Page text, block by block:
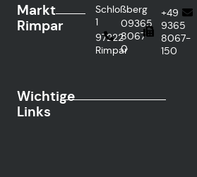
Markt
Rimpar
Schloßberg
1
97222
Rimpar
09365
8067-
0
+49
9365
8067-
150
Wichtige
Links